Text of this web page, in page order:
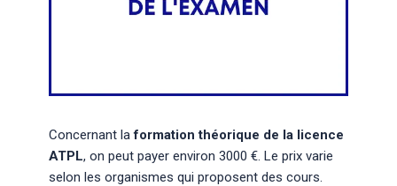
Concernant laformation théorique de la licence
ATPL, on peut payer environ 3000 €. Le prix varie
selon les organismes qui proposent des cours.